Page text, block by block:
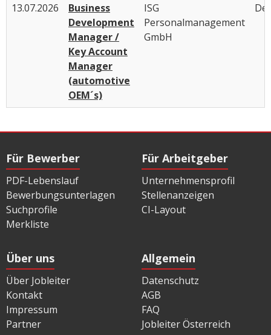
13.07.2026
Business
Development
Manager /
Key Account
Manager
(automotive
OEM´s)
ISG
Personalmanagement
GmbH
Für Bewerber
PDF-Lebenslauf
Bewerbungsunterlagen
Suchprofile
Merkliste
Für Arbeitgeber
Unternehmensprofil
Stellenanzeigen
CI-Layout
Über uns
Über Jobleiter
Kontakt
Impressum
Partner
Allgemein
Datenschutz
AGB
FAQ
Jobleiter Österreich